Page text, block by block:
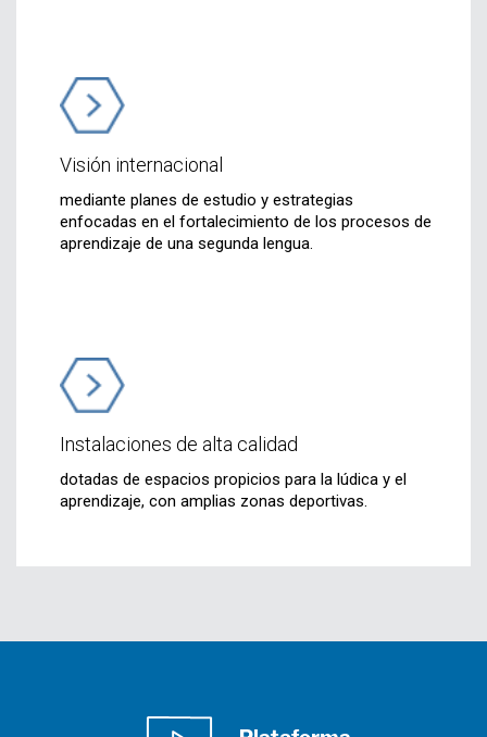
Visión internacional
mediante planes de estudio y estrategias
enfocadas en el fortalecimiento de los procesos de
aprendizaje de una segunda lengua.
Instalaciones de alta calidad
dotadas de espacios propicios para la lúdica y el
aprendizaje, con amplias zonas deportivas.